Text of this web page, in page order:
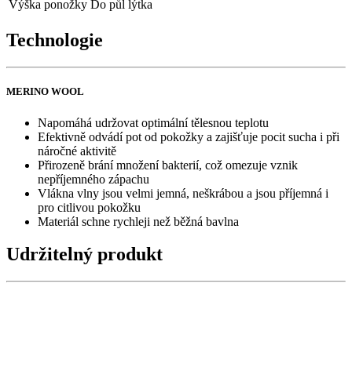
Výška ponožky Do půl lýtka
Technologie
MERINO WOOL
Napomáhá udržovat optimální tělesnou teplotu
Efektivně odvádí pot od pokožky a zajišťuje pocit sucha i při
náročné aktivitě
Přirozeně brání množení bakterií, což omezuje vznik
nepříjemného zápachu
Vlákna vlny jsou velmi jemná, neškrábou a jsou příjemná i
pro citlivou pokožku
Materiál schne rychleji než běžná bavlna
Udržitelný produkt